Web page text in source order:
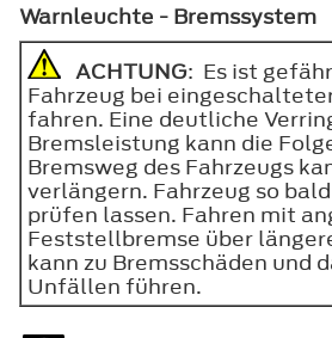
Warnleuchte - Bremssystem
ACHTUNG: Es ist
Fahrzeug bei
fahren. Eine deutliche
Bremsleistung kann die
Bremsweg des Fahrzeugs
verlängern. Fahrzeug so
prüfen lassen. Fahren mit
Feststellbremse über
kann zu Bremsschäden und
Unfällen führen.